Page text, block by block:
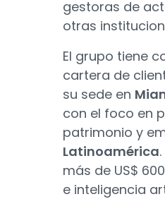
gestoras de
otras
El grupo tiene
cartera de
su sede en
con el foco en
patrimonio y
Latinoamérica
más de US$
e inteligencia